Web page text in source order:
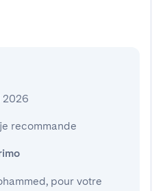
2026
recommande
pour votre